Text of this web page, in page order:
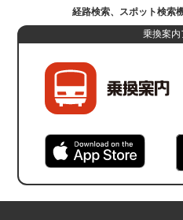
経路検索、スポット検索
乗換案内